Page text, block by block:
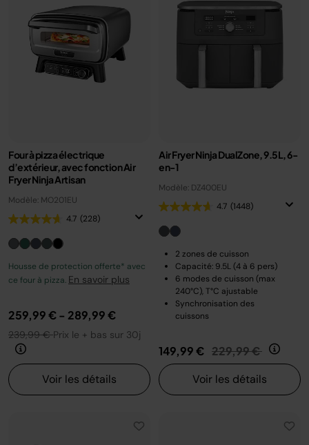
Four à pizza électrique
d’extérieur, avec fonction Air
Fryer Ninja Artisan
Modèle: MO201EU
4.7 (228)
Housse de protection offerte* avec
ce four à pizza. En savoir plus
259,99 €- 289,99 €
239,99 €Prix le + bas sur 30j
Voir les détails
Air Fryer Ninja DualZone, 9.5L, 6-
en-1
Modèle: DZ400EU
4.7 (1448)
2 zones de cuisson
Capacité: 9.5L (4 à 6 pers)
6 modes de cuisson (max
240°C), T°C ajustable
Synchronisation des
cuissons
149,99 € Prix réduit de
229,99 € au
Voir les détails